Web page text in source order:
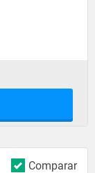
Comparar